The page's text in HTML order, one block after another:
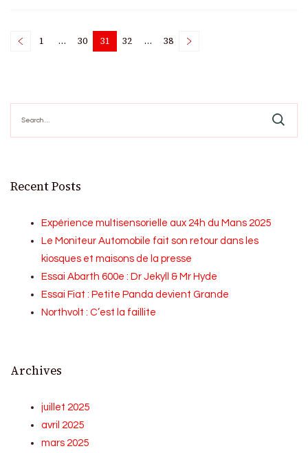
Posts
Page
1 … Page
30 Page
31 Page
32 … Page
38
for:
Recent Posts
Expérience multisensorielle aux 24h du Mans 2025
Le Moniteur Automobile fait son retour dans les
kiosques et maisons de la presse
Essai Abarth 600e : Dr Jekyll & Mr Hyde
Essai Fiat : Petite Panda devient Grande
Northvolt : C’est la faillite
Archives
juillet 2025
avril 2025
mars 2025